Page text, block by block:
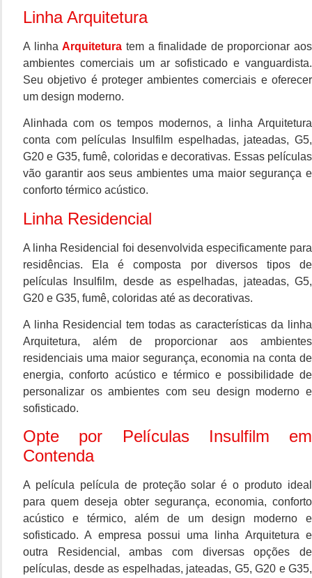
Linha Arquitetura
A linhaArquitetura tem a finalidade de proporcionar aos
ambientes comerciais um ar sofisticado e vanguardista.
Seu objetivo é proteger ambientes comerciais e oferecer
um design moderno.
Alinhada com os tempos modernos, a linha Arquitetura
conta com películas Insulfilm espelhadas, jateadas, G5,
G20 e G35, fumê, coloridas e decorativas. Essas películas
vão garantir aos seus ambientes uma maior segurança e
conforto térmico acústico.
Linha Residencial
A linha Residencial foi desenvolvida especificamente para
residências. Ela é composta por diversos tipos de
películas Insulfilm, desde as espelhadas, jateadas, G5,
G20 e G35, fumê, coloridas até as decorativas.
A linha Residencial tem todas as características da linha
Arquitetura, além de proporcionar aos ambientes
residenciais uma maior segurança, economia na conta de
energia, conforto acústico e térmico e possibilidade de
personalizar os ambientes com seu design moderno e
sofisticado.
Opte por Películas Insulfilm em
Contenda
A película película de proteção solar é o produto ideal
para quem deseja obter segurança, economia, conforto
acústico e térmico, além de um design moderno e
sofisticado. A empresa possui uma linha Arquitetura e
outra Residencial, ambas com diversas opções de
películas, desde as espelhadas, jateadas, G5, G20 e G35,